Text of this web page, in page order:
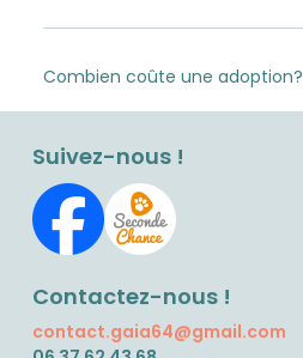
Combien coûte une adoption?
Suivez-nous !
Contactez-nous !
contact.gaia64@gmail.com